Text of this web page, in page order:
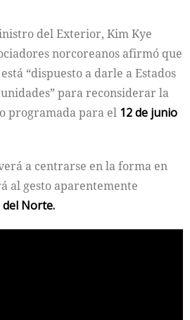
del Exterior, Kim Kye
norcoreanos afirmó que
“dispuesto a darle a Estados
para reconsiderar la
programada para el 12 de junio
a centrarse en la forma en
al gesto aparentemente
del Norte.